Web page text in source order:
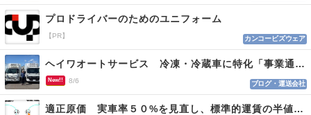
プロドライバーのためのユニフォーム
【PR】 カンコービズウェア
ヘイワオートサービス 冷凍・冷蔵車に特化「事業通じ貢献目指す」
New!! 8/6 ブログ・運送会社
適正原価 実車率５０%を見直し、標準的運賃の半値の恐れも